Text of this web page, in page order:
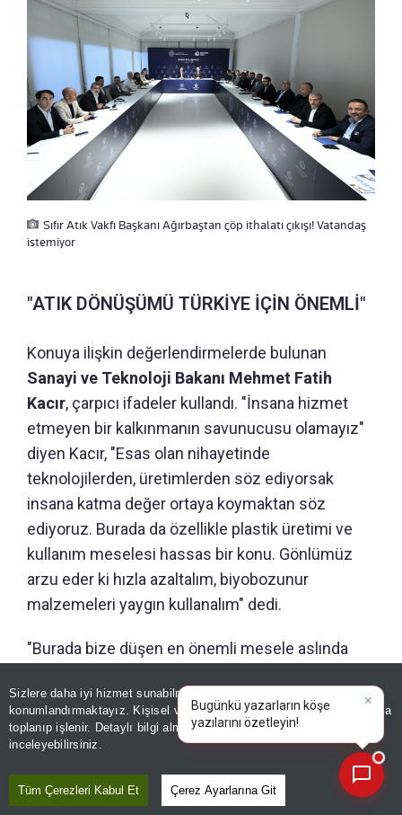
Sizlere daha iyi hizmet sunabilmek adına sitemizde
konumlandırmaktayız. Kişisel verileriniz, KVKK ve GDPR kapsamında
toplanıp işlenir. Detaylı bilgi almak içinAydınlatma Metnimizi
inceleyebilirsiniz.
Tüm Çerezleri Kabul Et Çerez Ayarlarına Git
Sıfır Atık Vakfı Başkanı Ağırbaştan çöp ithalatı çıkışı! Vatandaş
istemiyor
"ATIK DÖNÜŞÜMÜ TÜRKİYE İÇİN ÖNEMLİ"
Konuya ilişkin değerlendirmelerde bulunan
Sanayi ve Teknoloji Bakanı Mehmet Fatih
Kacır, çarpıcı ifadeler kullandı. "İnsana hizmet
etmeyen bir kalkınmanın savunucusu olamayız"
diyen Kacır, "Esas olan nihayetinde
teknolojilerden, üretimlerden söz ediyorsak
insana katma değer ortaya koymaktan söz
ediyoruz. Burada da özellikle plastik üretimi ve
kullanım meselesi hassas bir konu. Gönlümüz
arzu eder ki hızla azaltalım, biyobozunur
malzemeleri yaygın kullanalım" dedi.
"Burada bize düşen en önemli mesele aslında
tedbiri sahaya yansıtabilmek" diyen Bakan Kacır,
sözlerine şöyle devam etti:
"Atık dönüşümü Türkiye için önemli. Bizim toplam
petrokimya ürün ithalatımız 15–20 milyar dolar
Bugünkü y|